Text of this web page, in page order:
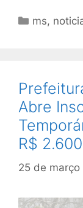
ms,
Abre
R$
25 de